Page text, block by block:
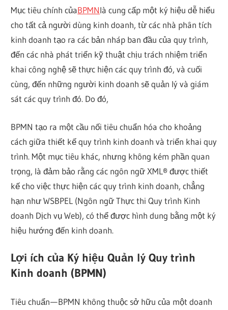
Mục tiêu chính củaBPMNlà cung cấp một ký hiệu dễ hiểu
cho tất cả người dùng kinh doanh, từ các nhà phân tích
kinh doanh tạo ra các bản nháp ban đầu của quy trình,
đến các nhà phát triển kỹ thuật chịu trách nhiệm triển
khai công nghệ sẽ thực hiện các quy trình đó, và cuối
cùng, đến những người kinh doanh sẽ quản lý và giám
sát các quy trình đó. Do đó,
BPMN tạo ra một cầu nối tiêu chuẩn hóa cho khoảng
cách giữa thiết kế quy trình kinh doanh và triển khai quy
trình. Một mục tiêu khác, nhưng không kém phần quan
trọng, là đảm bảo rằng các ngôn ngữ XML® được thiết
kế cho việc thực hiện các quy trình kinh doanh, chẳng
hạn như WSBPEL (Ngôn ngữ Thực thi Quy trình Kinh
doanh Dịch vụ Web), có thể được hình dung bằng một ký
hiệu hướng đến kinh doanh.
Lợi ích của Ký hiệu Quản lý Quy trình
Kinh doanh (BPMN)
Tiêu chuẩn — BPMN không thuộc sở hữu của một doanh